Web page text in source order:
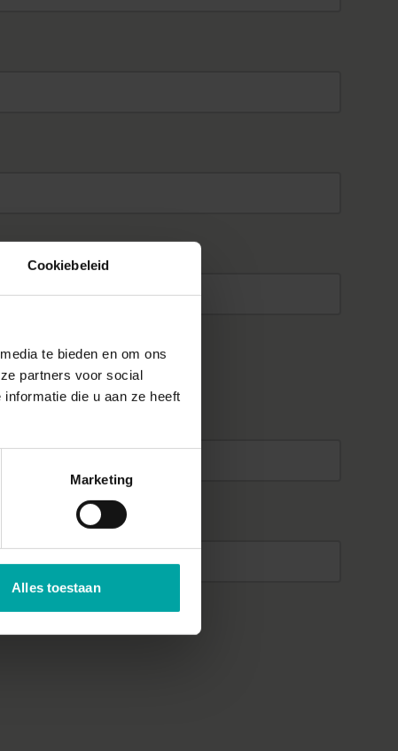
Cookiebeleid
te bieden en om ons
partners voor social
die u aan ze heeft
Marketing
Alles toestaan